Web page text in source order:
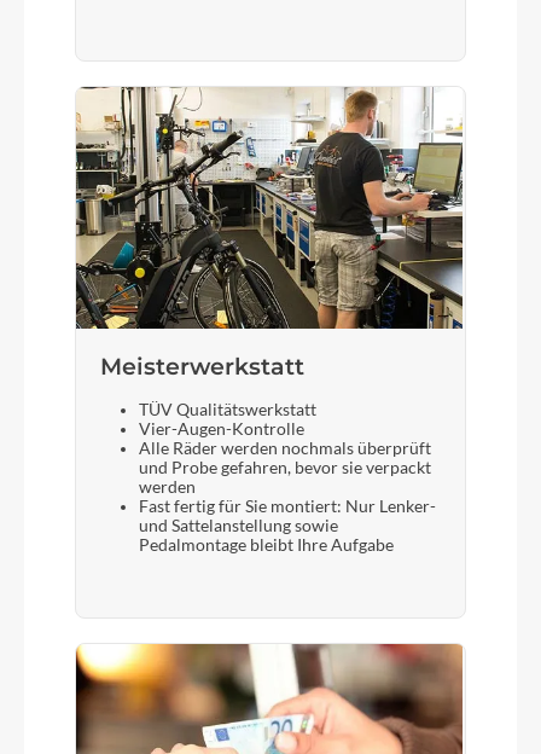
Meisterwerkstatt
TÜV Qualitätswerkstatt
Vier-Augen-Kontrolle
Alle Räder werden nochmals überprüft
und Probe gefahren, bevor sie verpackt
werden
Fast fertig für Sie montiert: Nur Lenker-
und Sattelanstellung sowie
Pedalmontage bleibt Ihre Aufgabe